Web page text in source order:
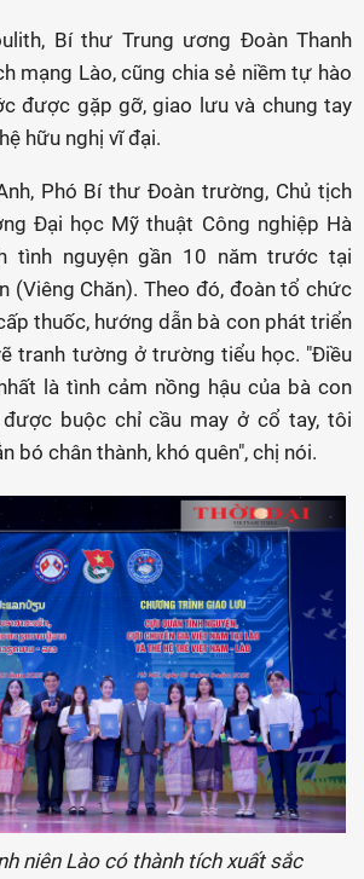
Bí thư Trung ương Đoàn Thanh
mạng Lào, cũng chia sẻ niềm tự hào
được gặp gỡ, giao lưu và chung tay
hữu nghị vĩ đại.
Phó Bí thư Đoàn trường, Chủ tịch
Đại học Mỹ thuật Công nghiệp Hà
tình nguyện gần 10 năm trước tại
(Viêng Chăn). Theo đó, đoàn tổ chức
thuốc, hướng dẫn bà con phát triển
tranh tường ở trường tiểu học. "Điều
là tình cảm nồng hậu của bà con
được buộc chỉ cầu may ở cổ tay, tôi
bó chân thành, khó quên", chị nói.
niên Lào có thành tích xuất sắc